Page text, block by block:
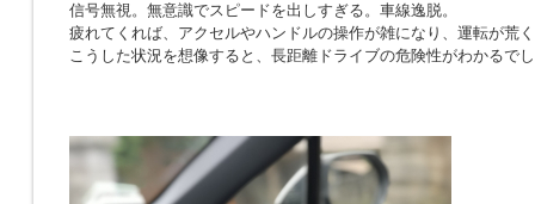
信号無視。無意識でスピードを出しすぎる。車線逸脱。
疲れてくれば、アクセルやハンドルの操作が雑になり、運転が荒
こうした状況を想像すると、長距離ドライブの危険性がわかるで